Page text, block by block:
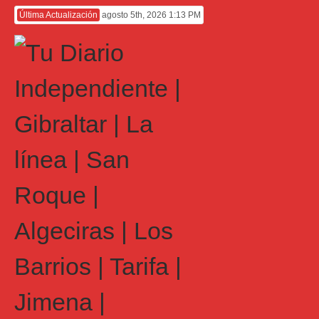
Última Actualización agosto 5th, 2026 1:13 PM